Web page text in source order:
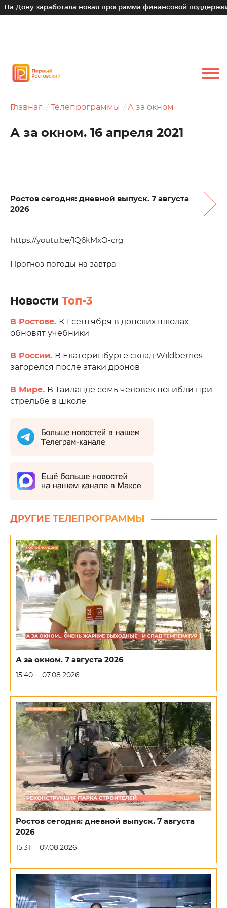
заработала новая программа финансовой поддержки для
Главная Телепрограммы А за окном
А за окном. 16 апреля 2021
Ростов сегодня: дневной выпуск. 7 августа
2026
https://youtu.be/1Q6kMxO-crg
Прогноз погоды на завтра
Новости Топ-3
В Ростове. К 1 сентября в донских школах
обновят учебники
В России. В Екатеринбурге склад Wildberries
загорелся после атаки дронов
В Мире. В Таиланде семь человек погибли при
стрельбе в школе
ДРУГИЕ ТЕЛЕПРОГРАММЫ
А за окном. 7 августа 2026
15:40 07.08.2026
Ростов сегодня: дневной выпуск. 7 августа
2026
15:31 07.08.2026